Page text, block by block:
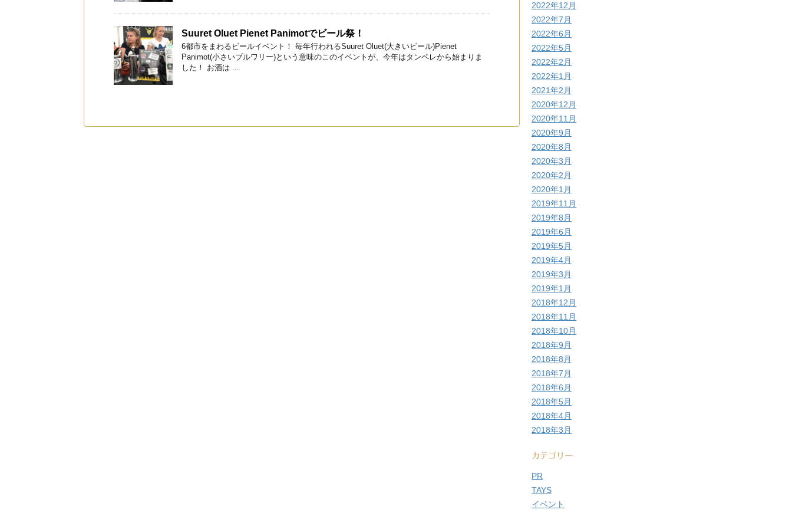
Suuret Oluet Pienet Panimotでビール祭！
6都市をまわるビールイベント！ 毎年行われるSuuret Oluet(大きいビール)Pienet
Panimot(小さいブルワリー)という意味のこのイベントが、今年はタンペレから始まりま
した！ お酒は ...
2022年12月
2022年7月
2022年6月
2022年5月
2022年2月
2022年1月
2021年2月
2020年12月
2020年11月
2020年9月
2020年8月
2020年3月
2020年2月
2020年1月
2019年11月
2019年8月
2019年6月
2019年5月
2019年4月
2019年3月
2019年1月
2018年12月
2018年11月
2018年10月
2018年9月
2018年8月
2018年7月
2018年6月
2018年5月
2018年4月
2018年3月
カテゴリー
PR
TAYS
イベント